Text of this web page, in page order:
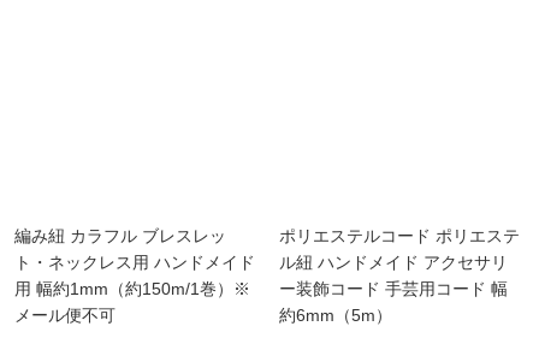
編み紐 カラフル ブレスレッ
ト・ネックレス用 ハンドメイド
用 幅約1mm（約150m/1巻）※
メール便不可
ポリエステルコード ポリエステ
ル紐 ハンドメイド アクセサリ
ー装飾コード 手芸用コード 幅
約6mm（5m）